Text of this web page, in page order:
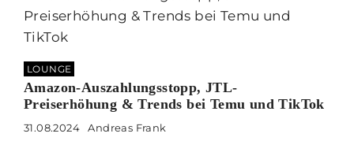
LOUNGE
Amazon-Auszahlungsstopp, JTL-
Preiserhöhung & Trends bei Temu und TikTok
31.08.2024 Andreas Frank